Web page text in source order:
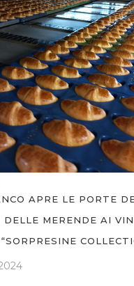
APRE LE PORTE
DELLE MERENDE AI